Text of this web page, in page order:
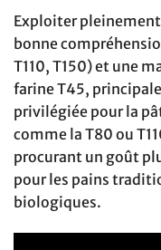
Exploiter
bonne
T110, T150) et une
farine T45,
privilégiée pour la
comme la T80 ou
procurant un goût
pour les pains
biologiques.